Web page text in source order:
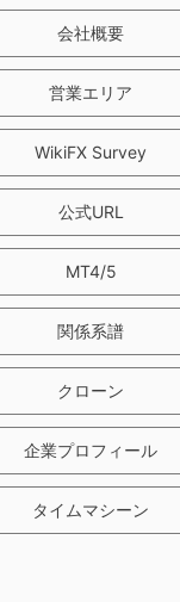
会社概要
営業エリア
WikiFX Survey
公式URL
MT4/5
関係系譜
クローン
企業プロフィール
タイムマシーン